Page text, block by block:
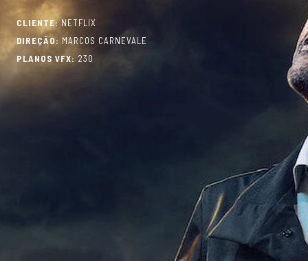
CLIENTE:NETFLIX
DIREÇÃO: MARCOS CARNEVALE
PLANOS VFX: 230